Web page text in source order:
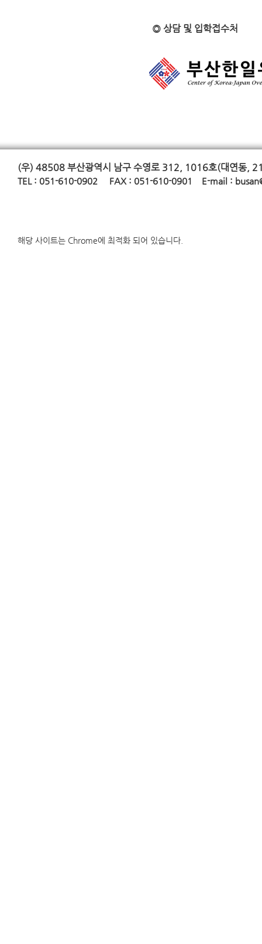
◎ 상담 및 입학접수처
(우) 48508 부산광역시 남구 수영로 312, 1016호(대연동,
TEL : 051-610-0902 FAX : 051-610-0901 E-mail :
해당 사이트는 Chrome에 최적화 되어 있습니다.